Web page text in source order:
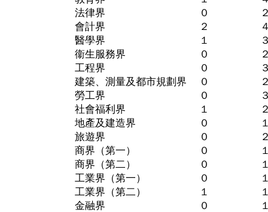
法律界 ０
會計界 ２
醫學界 １
衞生服務界 ０
工程界 ０
建築、測量及都市規劃界 ０
勞工界 ０
社會福利界 １
地產及建造界 ０
旅遊界 ０
商界（第一） ０
商界（第二） ０
工業界（第一） ０
工業界（第二） １
金融界 ０